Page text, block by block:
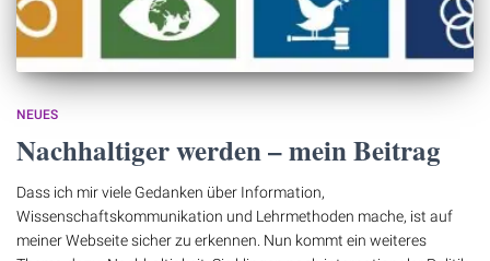
NEUES
Nachhaltiger werden – mein Beitrag
Dass ich mir viele Gedanken über Information,
Wissenschaftskommunikation und Lehrmethoden mache, ist auf
meiner Webseite sicher zu erkennen. Nun kommt ein weiteres